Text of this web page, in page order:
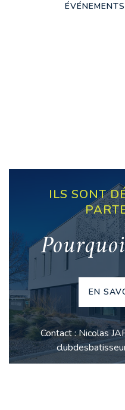
ÉVÉNEMENTS
ILS SONT
EN
Contact : Nicolas